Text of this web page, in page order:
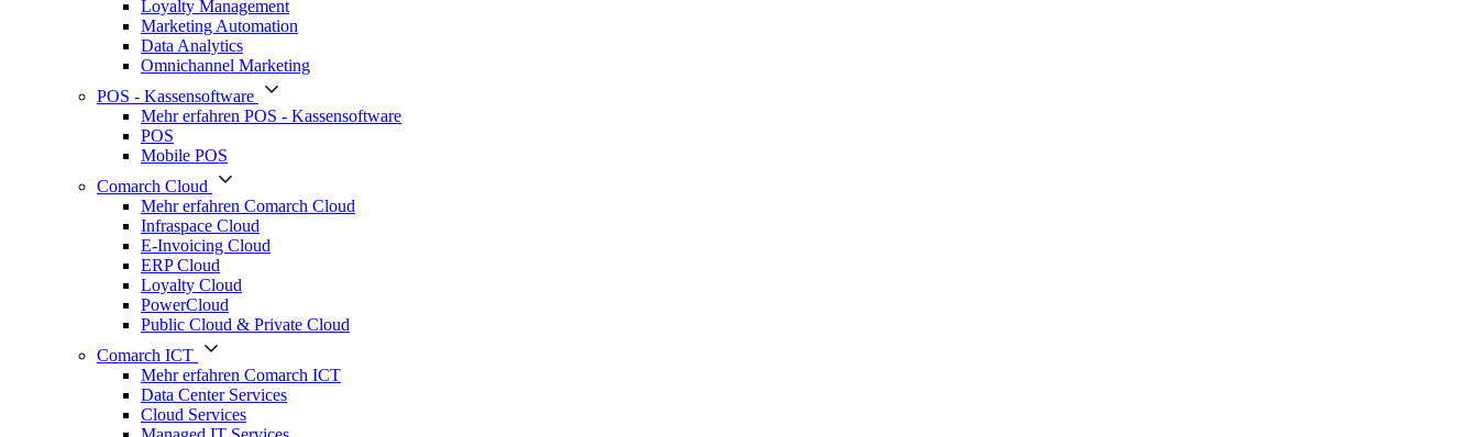
Loyalty Management
Marketing Automation
Data Analytics
Omnichannel Marketing
POS - Kassensoftware
Mehr erfahren POS - Kassensoftware
POS
Mobile POS
Comarch Cloud
Mehr erfahren Comarch Cloud
Infraspace Cloud
E-Invoicing Cloud
ERP Cloud
Loyalty Cloud
PowerCloud
Public Cloud & Private Cloud
Comarch ICT
Mehr erfahren Comarch ICT
Data Center Services
Cloud Services